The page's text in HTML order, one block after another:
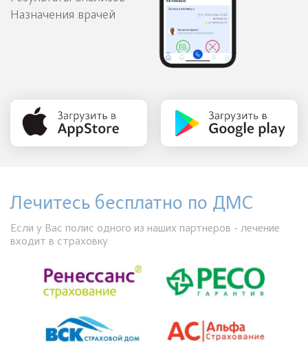
Назначения врачей
Лечитесь бесплатно по ДМС
Если у Вас полис одного из наших партнеров - лечение
входит в страховку